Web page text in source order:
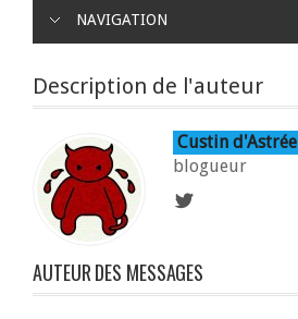
NAVIGATION
Description de l'auteur
Custin d'Astrée
blogueur
AUTEUR DES MESSAGES